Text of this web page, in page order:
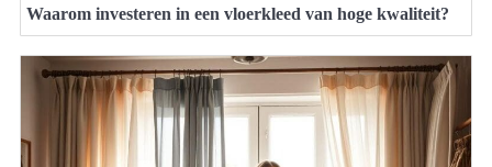
Waarom investeren in een vloerkleed van hoge kwaliteit?